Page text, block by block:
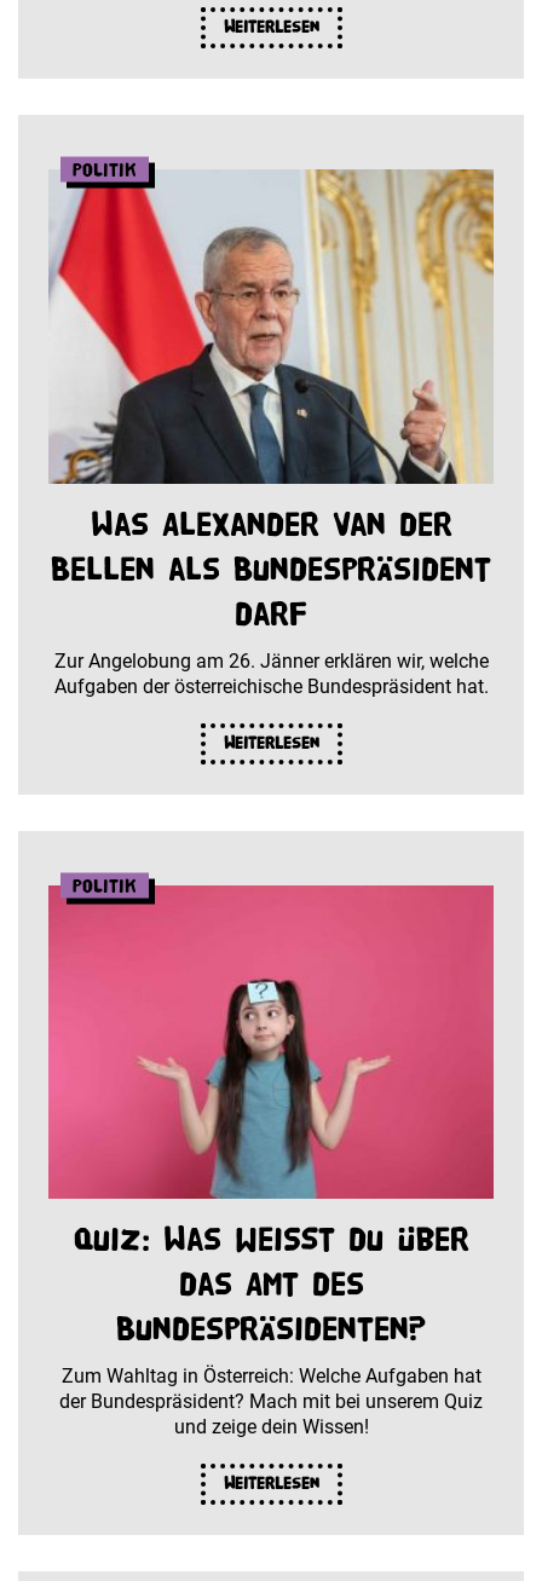
Weiterlesen
Politik
Was Alexander Van der
Bellen als Bundespräsident
darf
Zur Angelobung am 26. Jänner erklären wir, welche
Aufgaben der österreichische Bundespräsident hat.
Weiterlesen
Politik
Quiz: Was weißt du über
das Amt des
Bundespräsidenten?
Zum Wahltag in Österreich: Welche Aufgaben hat
der Bundespräsident? Mach mit bei unserem Quiz
und zeige dein Wissen!
Weiterlesen